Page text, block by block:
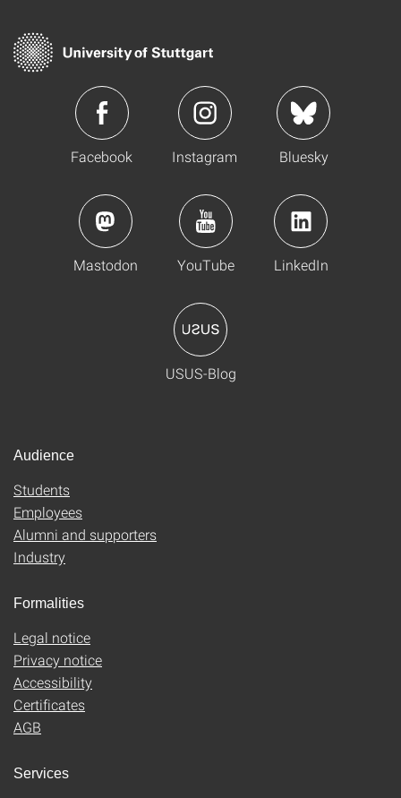
Facebook Instagram Bluesky
Mastodon YouTube LinkedIn
USUS-Blog
Audience
Students
Employees
Alumni and supporters
Industry
Formalities
Legal notice
Privacy notice
Accessibility
Certificates
AGB
Services